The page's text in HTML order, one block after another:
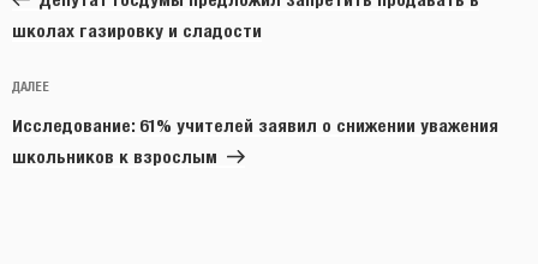
школах газировку и сладости
Следующая
запись
ДАЛЕЕ
Исследование: 61% учителей заявил о снижении уважения
школьников к взрослым